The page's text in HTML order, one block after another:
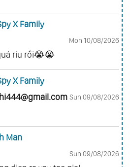
X Family
Mon 10/08/2026
riu rồi😭😭
X Family
Sun 09/08/2026
Man
Sun 09/08/2026